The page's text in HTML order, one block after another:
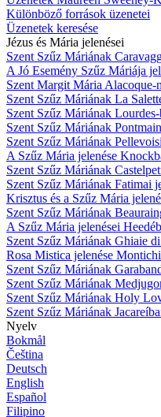
Különböző források üzenetei
Üzenetek keresése
Jézus és Mária jelenései
Szent Szűz Máriának
A Jó Esemény Szűz Máriája
Szent Margit Mária Alacoque-
Szent Szűz Máriának La
Szent Szűz Máriának
Szent Szűz Máriának
Szent Szűz Máriának
A Szűz Mária jelenése
Szent Szűz Máriának
Szent Szűz Máriának Fatimai
Krisztus és a Szűz Mária
Szent Szűz Máriának
A Szűz Mária jelenései
Szent Szűz Máriának Ghiaie
Rosa Mistica jelenése
Szent Szűz Máriának
Szent Szűz Máriának
Szent Szűz Máriának Holy
Szent Szűz Máriának
Nyelv
Bokmål
Čeština
Deutsch
English
Español
Filipino